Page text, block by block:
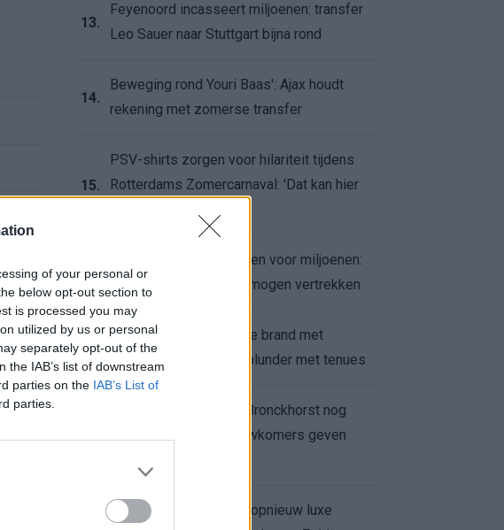
of your personal or
below opt-out section to
is processed you may
utilized by us or personal
separately opt-out of the
IAB’s list of downstream
parties on the IAB’s List of
parties.
13.
Feyenoord incasseert miljoenen: transfer
Leo Sauer naar Stuttgart bijna rond
14.
Beweging rond Youri Baas': Ajax houdt
rekening met zomerse transfer
15.
PSV-shirts zorgen voor hilariteit tijdens
Rotterdams Zomercarnaval: 'Dat kan hier
16.
Feyenoord zet deur open voor miljoenen:
Ueda en Hadj Moussa mogen vertrekken
17.
Ajax helpt Burnley uit de brand met
afgeknipte sokken na blunder met tenues
Feyenoord onder Van Bronckhorst nog
altijd ongeslagen: nieuwkomers geven
Hakim Ziyech verhuurt opnieuw luxe